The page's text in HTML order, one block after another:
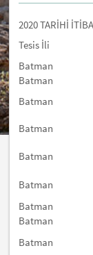
2020 TARİHİ
Tesis İli
Batman
Batman
Batman
Batman
Batman
Batman
Batman
Batman
Batman